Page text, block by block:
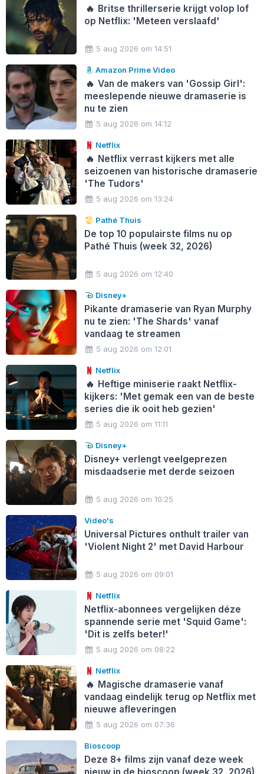
🔥 Britse thrillerserie krijgt volop lof
op Netflix: 'Meteen verslaafd'
5 aug 2026 om 14:51
Amazon Prime Video
🔥 Van de makers van 'Gossip Girl':
meeslepende nieuwe dramaserie is
nu te zien
5 aug 2026 om 14:12
Netflix
🔥 Netflix verrast kijkers met alle
seizoenen van historische dramaserie
'The Tudors'
5 aug 2026 om 13:24
Pathé Thuis
De top 10 populairste films nu op
Pathé Thuis (week 32, 2026)
5 aug 2026 om 12:40
Disney+
Pikante dramaserie van Ryan Murphy
nu te zien: 'The Shards' vanaf
vandaag te streamen
5 aug 2026 om 12:01
Netflix
🔥 Heftige miniserie raakt Netflix-
kijkers: 'Met gemak een van de beste
series die ik ooit heb gezien'
5 aug 2026 om 11:11
Disney+
Disney+ verlengt veelgeprezen
misdaadserie met derde seizoen
5 aug 2026 om 10:25
Video's
Universal Pictures onthult trailer van
'Violent Night 2' met David Harbour
5 aug 2026 om 09:01
Netflix
Netflix-abonnees vergelijken déze
spannende serie met 'Squid Game':
'Dit is zelfs beter!'
5 aug 2026 om 08:22
Netflix
🔥 Magische dramaserie vanaf
vandaag eindelijk terug op Netflix met
nieuwe afleveringen
5 aug 2026 om 07:36
Bioscoop
Deze 8+ films zijn vanaf deze week
nieuw in de bioscoop (week 32, 2026)